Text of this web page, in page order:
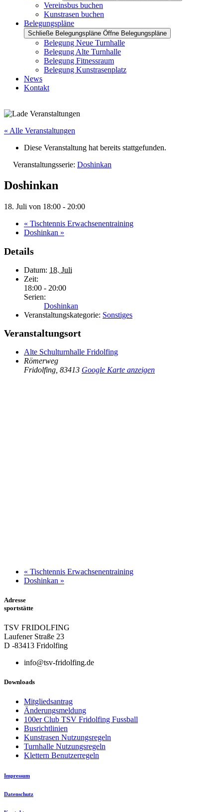
Vereinsbus buchen
Kunstrasen buchen
Belegungspläne
Schließe Belegungspläne Öffne Belegungspläne
Belegung Neue Turnhalle
Belegung Alte Turnhalle
Belegung Fitnessraum
Belegung Kunstrasenplatz
News
Kontakt
« Alle Veranstaltungen
Diese Veranstaltung hat bereits stattgefunden.
Veranstaltungsserie: Doshinkan
Doshinkan
18. Juli von 18:00 - 20:00
« Tischtennis Erwachsenentraining
Doshinkan »
Details
Datum: 18. Juli
Zeit:
18:00 - 20:00
Serien:
Doshinkan
Veranstaltungskategorie: Sonstiges
Veranstaltungsort
Alte Schulturnhalle Fridolfing
Römerweg
Fridolfing 83413 Google Karte anzeigen
« Tischtennis Erwachsenentraining
Doshinkan »
Adresse
sportstätte
TSV FRIDOLFING
Laufener Straße 23
D -83413 Fridolfing
info@tsv-fridolfing.de
Downloads
Mitgliedsantrag
Änderungsmeldung
100er Club TSV Fridolfing Fussball
Busrichtlinien
Kunstrasen Nutzungsregeln
Turnhalle Nutzungsregeln
Klettern Benutzerregeln
Impressum
Datenschutz